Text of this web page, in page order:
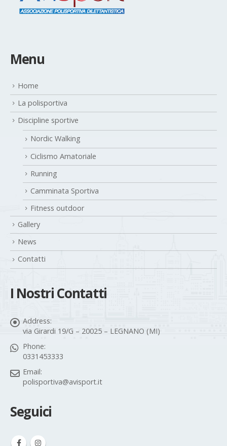
Menu
Home
La polisportiva
Discipline sportive
Nordic Walking
Ciclismo Amatoriale
Running
Camminata Sportiva
Fitness outdoor
Gallery
News
Contatti
I Nostri Contatti
Address:
via Girardi 19/G – 20025 – LEGNANO (MI)
Phone:
0331453333
Email:
polisportiva@avisport.it
Seguici